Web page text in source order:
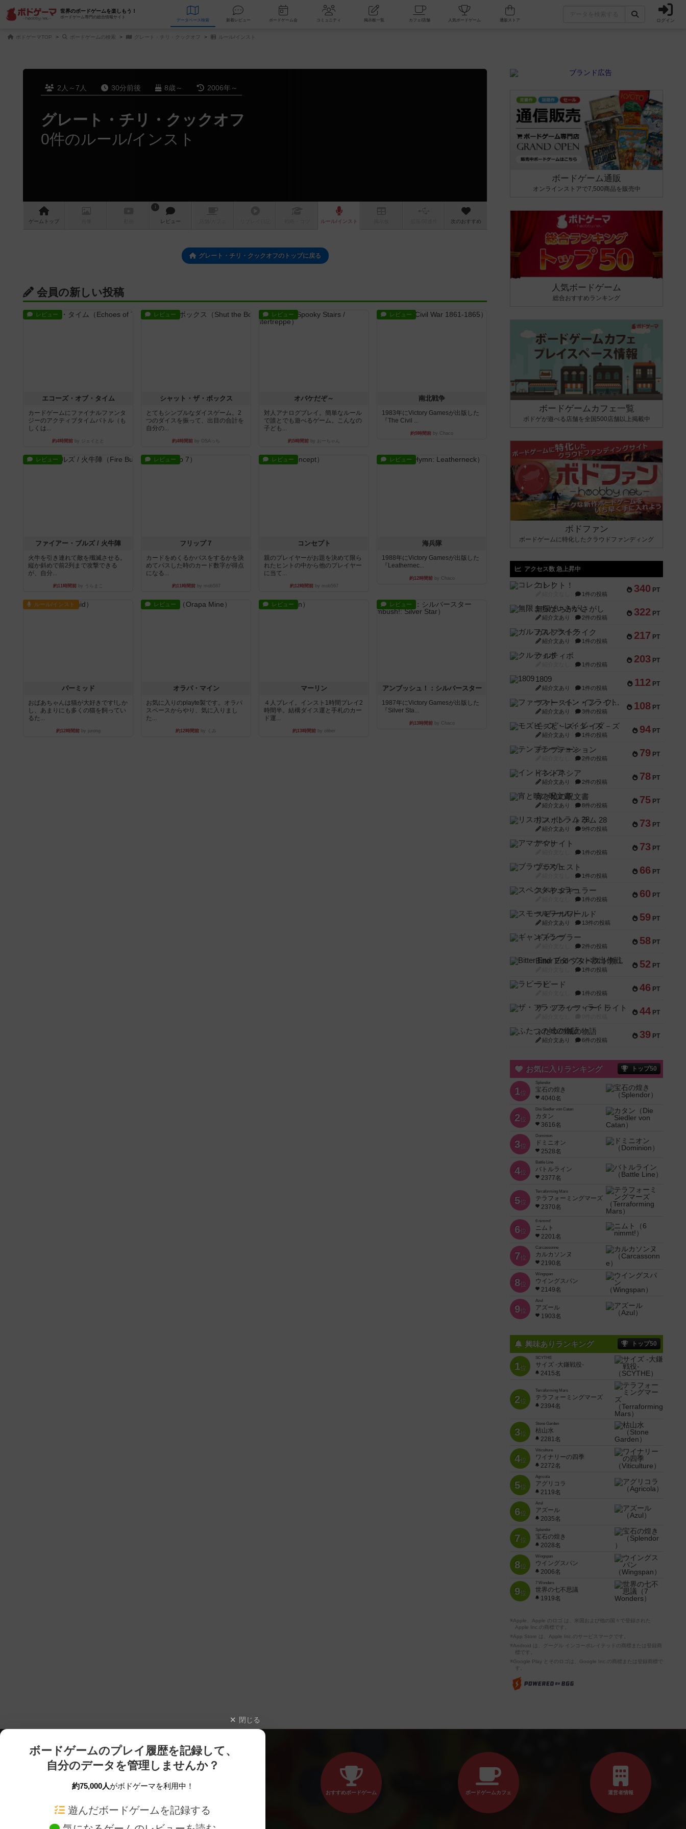
世界のボードゲームを楽しもう！
ボードゲーム専門の総合情報サイト
データベース 検索 新着レビュー ボードゲーム会 コミュニティ 掲示板一覧 カフェ/店舗 人気ボードゲーム ログイン
ボドゲーマTOP ボードゲームの検索 グレート・チリ・クックオフ ルール/インスト
2人～7人 30分前後 8歳～ 2006年～
グレート・チリ・クックオフ
0件のルール/インスト
ゲーム トップ
1
レビュー ルール/インスト 次のおすすめ
グレート・チリ・クックオフのトップに戻る
会員の新しい投稿
レビュー
エコーズ・オブ・タイム
カードゲームにファイナルファンタ
ジーのアクティブタイムバトル（も
しくは...
約4時間前 by ジェイとと
レビュー
シャット・ザ・ボックス
とてもシンプルなダイスゲーム。2
つのダイスを振って、出目の合計を
自分の...
約4時間前 by OSAっち
レビュー
オバケだぞ～
対人アナログプレイ。簡単なルール
で誰とでも遊べるゲーム。こんなの
子ども...
約5時間前 by おーちゃん
レビュー
南北戦争
1983年にVictory Gamesが出版した
『The Civil ...
約9時間前 by Chaco
レビュー
ファイアー・ブルズ / 火牛陣
火牛を引き連れて敵を殲滅させる。
縦か斜めで前2列まで攻撃できる
が、自分...
約11時間前 by うらまこ
レビュー
フリップ７
カードをめくるかパスをするかを決
めてパスした時のカード数字が得点
になる...
約11時間前by mob567
レビュー
コンセプト
親のプレイヤーがお題を決めて限ら
れたヒントの中から他のプレイヤー
に当て...
約12時間前by mob567
レビュー
海兵隊
1988年にVictory Gamesが出版した
『Leathernec...
約12時間前by Chaco
ルール/インスト
パーミッド
おばあちゃんは猫が大好きです!しか
し、あまりにも多くの猫を飼ってい
るた...
約12時間前by jurong
レビュー
オラパ・マイン
お気に入りのplayte製です。オラパ
スペースからやり、気に入りまし
た...
約12時間前 by くみ
レビュー
マーリン
４人プレイ。インスト1時間プレイ2
時間半。結構ダイス運と手札のカー
ド運...
約13時間前 by oliber
レビュー
アンブッシュ！：シルバースター
1987年にVictory Gamesが出版した
『Silver Sta...
約13時間前by Chaco
ボードゲーム通販
オンラインストアで7,500商品を販売中
人気ボードゲーム
総合おすすめランキング
ボードゲームカフェ一覧
ボドゲが遊べる店舗を全国500店舗以上掲載中
ボドファン
ボードゲームに特化したクラウドファンディング
アクセス数 急上昇中
340 PT
コレクト！
1件の投稿
322 PT
無限まちがいさがし
紹介文あり 2件の投稿
217 PT
ガルフストライク
紹介文あり 1件の投稿
203 PT
クルティボ
1件の投稿
112 PT
1809
紹介文あり 1件の投稿
108 PT
ファースト・イン・フライト
紹介文あり 3件の投稿
94 PT
モズビ－ズ・レイダ－ズ
紹介文あり 1件の投稿
79 PT
テンプテーション
2件の投稿
78 PT
インドネシア
紹介文あり 2件の投稿
75 PT
宵と暁の呪文書
紹介文あり 8件の投稿
73 PT
リスボン・トラム 28
紹介文あり 9件の投稿
73 PT
アマナイト
1件の投稿
66 PT
ブラヴェスト
1件の投稿
60 PT
スペクタキュラー
1件の投稿
59 PT
スモールワールド
紹介文あり 13件の投稿
58 PT
ギャンブラー
2件の投稿
52 PT
Bitter End ブタペスト救出作戦
1件の投稿
46 PT
ラピード
1件の投稿
44 PT
ザ・フラッフィー・ライト
39 PT
ふたつの城の物語
紹介文あり 6件の投稿
お気に入りランキング トップ50
1位
Splendor
宝石の煌き
4040名
2位
Die Siedler von Catan
カタン
3616名
3位
Dominion
ドミニオン
2528名
4位
Battle Line
バトルライン
2377名
5位
Terraforming Mars
テラフォーミングマーズ
2370名
6位
6 nimmt!
ニムト
2201名
7位
Carcassonne
カルカソンヌ
2190名
8位
Wingspan
ウイングスパン
2149名
9位
Azul
アズール
1903名
興味ありランキング トップ50
1位
SCYTHE
サイズ -大鎌戦役-
2415名
2位
Terraforming Mars
テラフォーミングマーズ
2394名
3位
Stone Garden
枯山水
2281名
4位
Viticulture
ワイナリーの四季
2272名
5位
Agricola
アグリコラ
2119名
6位
Azul
アズール
2035名
7位
Splendor
宝石の煌き
2028名
8位
Wingspan
ウイングスパン
2006名
9位
7 Wonders
世界の七不思議
1919名
※Apple、Apple のロゴ は、米国および他の国々で登録された
Apple Inc.の商標です。
※App Store は、Apple Inc.のサービスマークです。
※Android は、グーグル インコーポレイテッドの商標または登録商
標です。
※Google Play とそのロゴは、Google Inc.の商標または登録商標で
す。
閉じる
ボードゲームのプレイ履歴を記録して、
自分のデータを管理しませんか？
約75,000人がボドゲーマを利用中！
遊んだボードゲームを記録する
おすすめボードゲーム ボードゲームカフェ 運営者情報